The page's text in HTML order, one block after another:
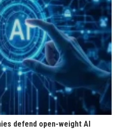
defend open-weight AI